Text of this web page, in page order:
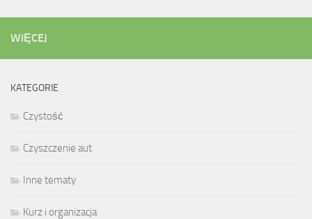
WIĘCEJ
KATEGORIE
Czystość
Czyszczenie aut
Inne tematy
Kurz i organizacja